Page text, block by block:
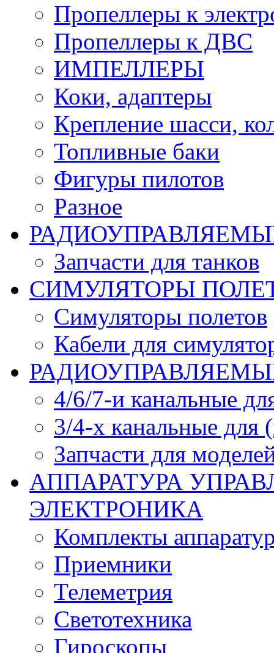
Пропеллеры к
Пропеллеры к ДВС
ИМПЕЛЛЕРЫ
Коки, адаптеры
Крепление шасси,
Топливные баки
Фигуры пилотов
Разное
Запчасти для танков
СИМУЛЯТОРЫ
Симуляторы полетов
Кабели для
4/6/7-и канальные
3/4-х канальные
Запчасти для
АППАРАТУРА
ЭЛЕКТРОНИКА
Комплекты
Приемники
Телеметрия
Светотехника
Гироскопы